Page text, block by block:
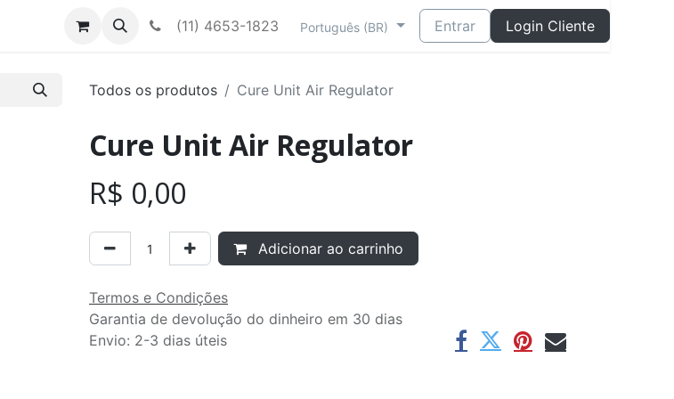
(11) 4653-1823 Português (BR) Entrar Login Cliente
Todos os produtos Cure Unit Air Regulator
Cure Unit Air Regulator
R$ 0,00
Adicionar ao carrinho
Termos e Condições
Garantia de devolução do dinheiro em 30 dias
Envio: 2-3 dias úteis